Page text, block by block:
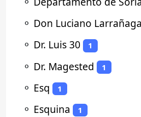
⚬ Don Luciano Larrañaga
⚬ Dr. Luis 30 1
⚬ Dr. Magested 1
⚬ Esq 1
⚬ Esquina 1